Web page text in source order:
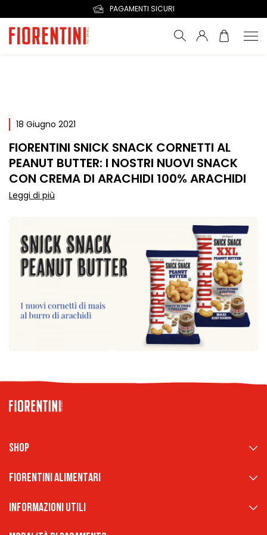
PAGAMENTI SICURI
18 Giugno 2021
FIORENTINI SNICK SNACK CORNETTI AL
PEANUT BUTTER: I NOSTRI NUOVI SNACK
CON CREMA DI ARACHIDI 100% ARACHIDI
Leggi di più
Shop
Fiorentini Alimentari
Informazioni Utili